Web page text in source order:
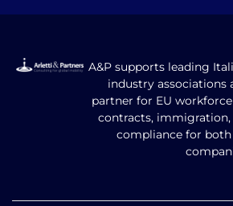
A&P supports leading
industry associations
partner for EU
contracts, immigration,
compliance for